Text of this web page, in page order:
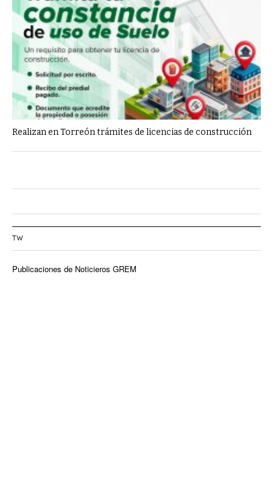
Realizan en Torreón trámites de licencias de construcción
TW
Publicaciones de Noticieros GREM